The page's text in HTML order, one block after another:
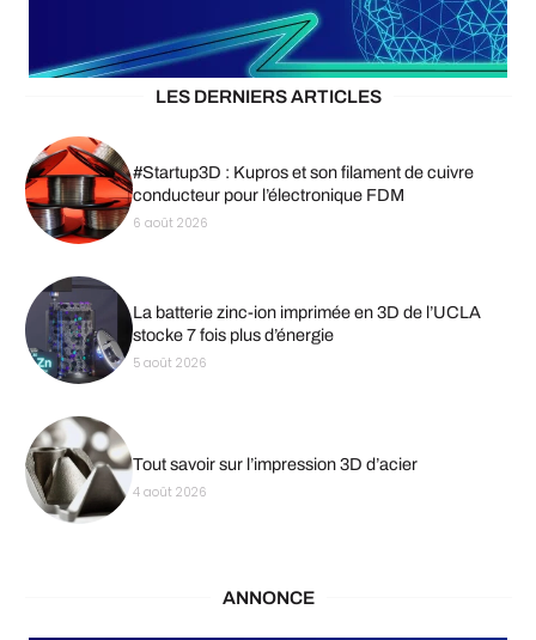
LES DERNIERS ARTICLES
#Startup3D : Kupros et son filament de cuivre
conducteur pour l’électronique FDM
6 août 2026
La batterie zinc-ion imprimée en 3D de l’UCLA
stocke 7 fois plus d’énergie
5 août 2026
Tout savoir sur l’impression 3D d’acier
4 août 2026
ANNONCE